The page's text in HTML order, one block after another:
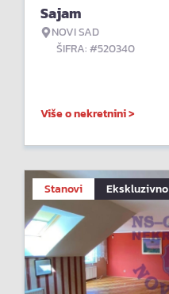
Sajam
NOVI SAD
ŠIFRA: #520340
Više o nekretnini >
Stanovi Ekskluzivno